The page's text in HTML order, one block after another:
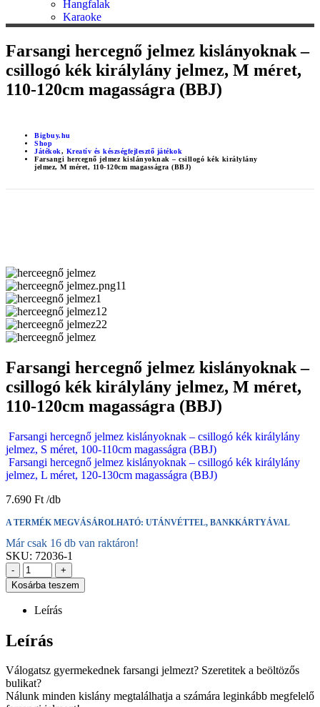
Hangfalak
Karaoke
Farsangi hercegnő jelmez kislányoknak –
csillogó kék királylány jelmez, M méret,
110-120cm magasságra (BBJ)
Bigbuy.hu
Shop
Játékok, Kreatív és készségfejlesztő játékok
Farsangi hercegnő jelmez kislányoknak – csillogó kék királylány
jelmez, M méret, 110-120cm magasságra (BBJ)
Farsangi hercegnő jelmez kislányoknak –
csillogó kék királylány jelmez, M méret,
110-120cm magasságra (BBJ)
Farsangi hercegnő jelmez kislányoknak – csillogó kék királylány
jelmez, S méret, 100-110cm magasságra (BBJ)
Farsangi hercegnő jelmez kislányoknak – csillogó kék királylány
jelmez, L méret, 120-130cm magasságra (BBJ)
7.690 Ft
A TERMÉK MEGVÁSÁROLHATÓ: UTÁNVÉTTEL, BANKKÁRTYÁVAL
Már csak 16 db van raktáron!
SKU: 72036-1
-
+
Kosárba teszem
Leírás
Leírás
Válogatsz gyermekednek farsangi jelmezt? Szeretitek a beöltözős
bulikat?
Nálunk minden kislány megtalálhatja a számára leginkább megfelelő